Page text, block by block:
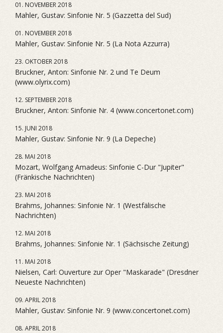
01. NOVEMBER 2018
Mahler, Gustav: Sinfonie Nr. 5 (Gazzetta del Sud)
01. NOVEMBER 2018
Mahler, Gustav: Sinfonie Nr. 5 (La Nota Azzurra)
23. OKTOBER 2018
Bruckner, Anton: Sinfonie Nr. 2 und Te Deum
(www.olyrix.com)
12. SEPTEMBER 2018
Bruckner, Anton: Sinfonie Nr. 4 (www.concertonet.com)
15. JUNI 2018
Mahler, Gustav: Sinfonie Nr. 9 (La Depeche)
28. MAI 2018
Mozart, Wolfgang Amadeus: Sinfonie C-Dur "Jupiter"
(Fränkische Nachrichten)
23. MAI 2018
Brahms, Johannes: Sinfonie Nr. 1 (Westfälische
Nachrichten)
12. MAI 2018
Brahms, Johannes: Sinfonie Nr. 1 (Sächsische Zeitung)
11. MAI 2018
Nielsen, Carl: Ouverture zur Oper "Maskarade" (Dresdner
Neueste Nachrichten)
09. APRIL 2018
Mahler, Gustav: Sinfonie Nr. 9 (www.concertonet.com)
08. APRIL 2018